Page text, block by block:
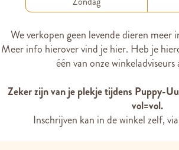
We verkopen geen levende dieren meer
Meer info hierover vind jehier. Heb je
één van onze winkeladviseurs
Zeker zijn van je plekje tijdens Puppy-
vol=vol.
Inschrijven kan in de winkel zelf,